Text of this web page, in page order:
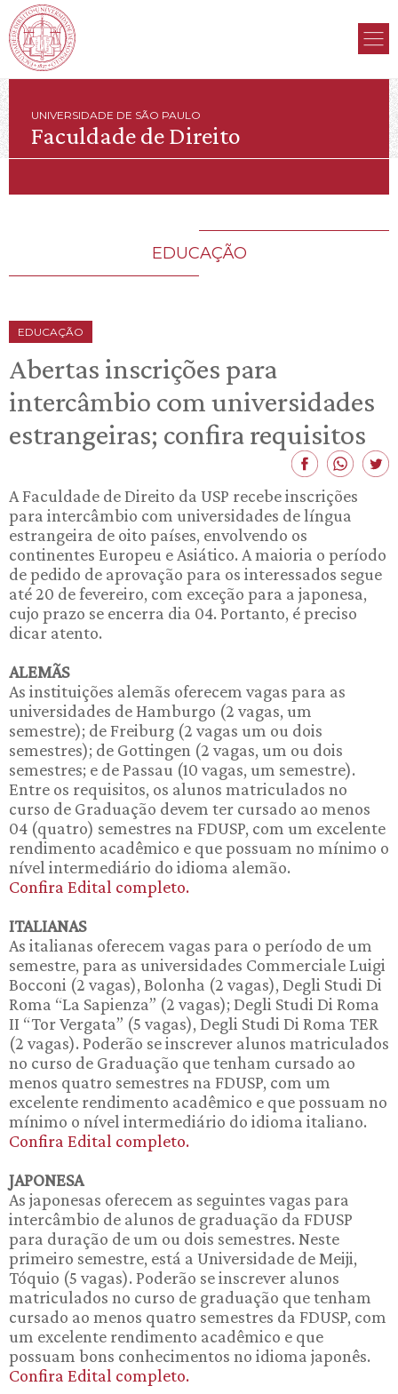
UNIVERSIDADE DE SÃO PAULO
Faculdade de Direito
EDUCAÇÃO
EDUCAÇÃO
Abertas inscrições para
intercâmbio com universidades
estrangeiras; confira requisitos
A Faculdade de Direito da USP recebe inscrições
para intercâmbio com universidades de língua
estrangeira de oito países, envolvendo os
continentes Europeu e Asiático. A maioria o período
de pedido de aprovação para os interessados segue
até 20 de fevereiro, com exceção para a japonesa,
cujo prazo se encerra dia 04. Portanto, é preciso
dicar atento.
ALEMÃS
As instituições alemãs oferecem vagas para as
universidades de Hamburgo (2 vagas, um
semestre); de Freiburg (2 vagas um ou dois
semestres); de Gottingen (2 vagas, um ou dois
semestres; e de Passau (10 vagas, um semestre).
Entre os requisitos, os alunos matriculados no
curso de Graduação devem ter cursado ao menos
04 (quatro) semestres na FDUSP, com um excelente
rendimento acadêmico e que possuam no mínimo o
nível intermediário do idioma alemão.
Confira Edital completo.
ITALIANAS
As italianas oferecem vagas para o período de um
semestre, para as universidades Commerciale Luigi
Bocconi (2 vagas), Bolonha (2 vagas), Degli Studi Di
Roma “La Sapienza” (2 vagas); Degli Studi Di Roma
II “Tor Vergata” (5 vagas), Degli Studi Di Roma TER
(2 vagas). Poderão se inscrever alunos matriculados
no curso de Graduação que tenham cursado ao
menos quatro semestres na FDUSP, com um
excelente rendimento acadêmico e que possuam no
mínimo o nível intermediário do idioma italiano.
Confira Edital completo.
JAPONESA
As japonesas oferecem as seguintes vagas para
intercâmbio de alunos de graduação da FDUSP
para duração de um ou dois semestres. Neste
primeiro semestre, está a Universidade de Meiji,
Tóquio (5 vagas). Poderão se inscrever alunos
matriculados no curso de graduação que tenham
cursado ao menos quatro semestres da FDUSP, com
um excelente rendimento acadêmico e que
possuam bons conhecimentos no idioma japonês.
Confira Edital completo.